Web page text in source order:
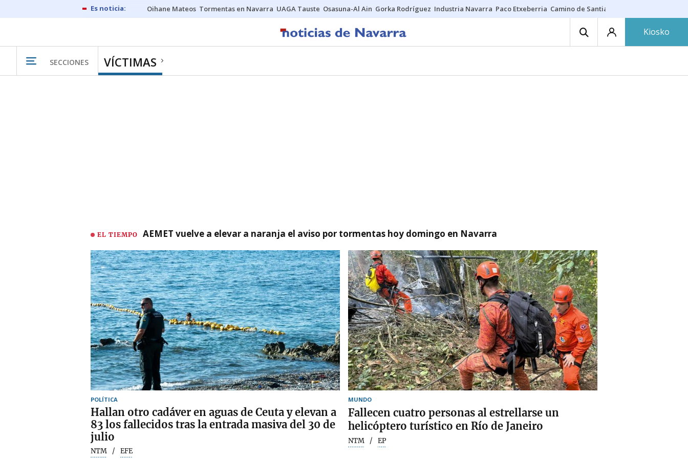
Oihane Mateos Tormentas en Navarra UAGA Tauste Osasuna-Al Ain Gorka Rodríguez Industria Navarra Paco Etxeberria Camino de Santiago
Kiosko
SECCIONES VÍCTIMAS
EL TIEMPO AEMET vuelve a elevar a naranja el aviso por tormentas hoy domingo en Navarra
POLÍTICA
Hallan otro cadáver en aguas de Ceuta y elevan a
83 los fallecidos tras la entrada masiva del 30 de
julio
NTM EFE
MUNDO
Fallecen cuatro personas al estrellarse un
helicóptero turístico en Río de Janeiro
NTM EP